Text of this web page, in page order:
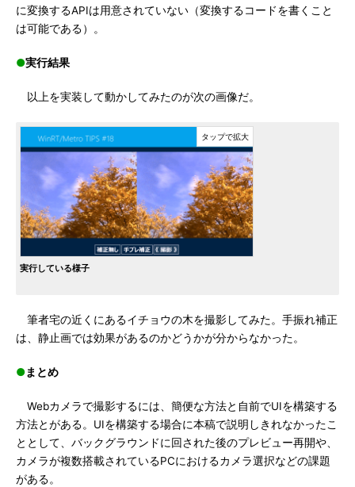
に変換するAPIは用意されていない（変換するコードを書くこと
は可能である）。
●実行結果
以上を実装して動かしてみたのが次の画像だ。
実行している様子
筆者宅の近くにあるイチョウの木を撮影してみた。手振れ補正
は、静止画では効果があるのかどうかが分からなかった。
●まとめ
Webカメラで撮影するには、簡便な方法と自前でUIを構築する
方法とがある。UIを構築する場合に本稿で説明しきれなかったこ
ととして、バックグラウンドに回された後のプレビュー再開や、
カメラが複数搭載されているPCにおけるカメラ選択などの課題
がある。